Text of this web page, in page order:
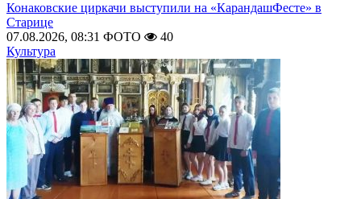
Конаковские циркачи выступили на «КарандашФесте» в
Старице
07.08.2026, 08:31 ФОТО
40
Культура